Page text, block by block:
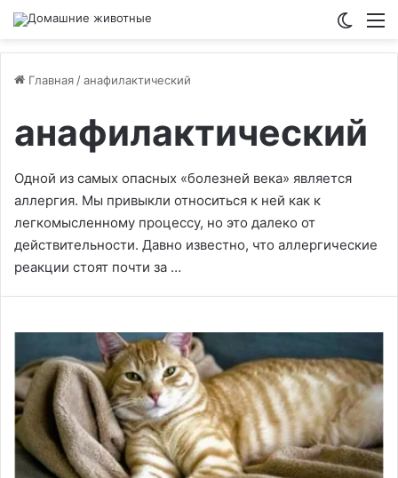
Главная /анафилактический
анафилактический
Одной из самых опасных «болезней века» является
аллергия. Мы привыкли относиться к ней как к
легкомысленному процессу, но это далеко от
действительности. Давно известно, что аллергические
реакции стоят почти за …